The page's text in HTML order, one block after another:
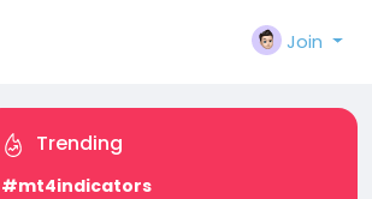
Join
Trending
#mt4indicators